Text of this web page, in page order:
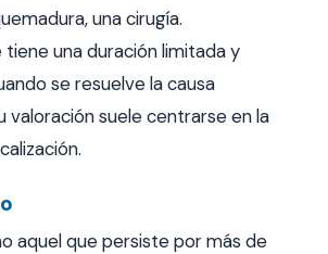
una cirugía.
una duración limitada y
se resuelve la causa
valoración suele centrarse en la
aquel que persiste por más de